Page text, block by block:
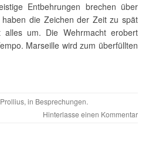
Entbehrungen brechen über
die Zeichen der Zeit zu spät
alles um. Die Wehrmacht erobert
Marseille wird zum überfüllten
, in Besprechungen.
Hinterlasse einen Kommentar